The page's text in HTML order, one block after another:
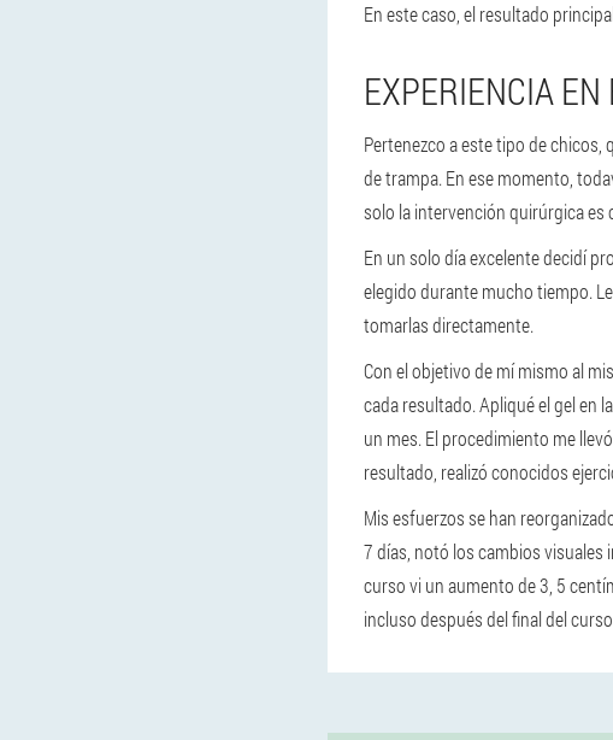
En este caso, el resultado
EXPERIENCIA
Pertenezco a este tipo de
de trampa. En ese momento,
solo la intervención quirúrgica es
En un solo día excelente decidí
elegido durante mucho tiempo.
tomarlas directamente.
Con el objetivo de mí mismo al
cada resultado. Apliqué el gel en
un mes. El procedimiento me
resultado, realizó conocidos
Mis esfuerzos se han
7 días, notó los cambios visuales
curso vi un aumento de 3, 5
incluso después del final del